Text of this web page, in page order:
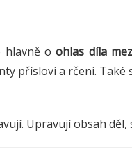
hlavně oohlas díla
přísloví a rčení. Také
Upravují obsah